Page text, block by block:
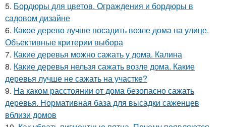
5. Бордюры для цветов. Ограждения и бордюры в
садовом дизайне
6. Какое дерево лучше посадить возле дома на улице.
Объективные критерии выбора
7. Какие деревья можно сажать у дома. Калина
8. Какие деревья нельзя сажать возле дома. Какие
деревья лучше не сажать на участке?
9. На каком расстоянии от дома безопасно сажать
деревья. Нормативная база для высадки саженцев
вблизи домов